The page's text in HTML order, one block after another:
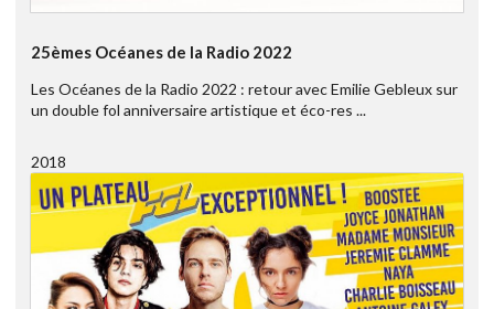
25èmes Océanes de la Radio 2022
Les Océanes de la Radio 2022 : retour avec Emilie Gebleux sur
un double fol anniversaire artistique et éco-res ...
2018